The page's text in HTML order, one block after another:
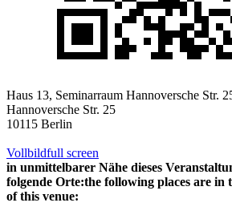
Haus 13, Seminarraum Hannoversche Str.
Hannoversche Str. 25
10115 Berlin
Vollbildfull screen
in unmittelbarer Nähe dieses
folgende Orte:the following places are in
of this venue: